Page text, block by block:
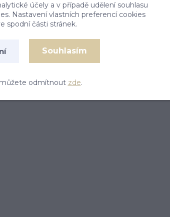
účely a v případě udělení souhlasu
Nastavení vlastních preferencí cookies
spodní části stránek.
Souhlasím
odmítnout zde.